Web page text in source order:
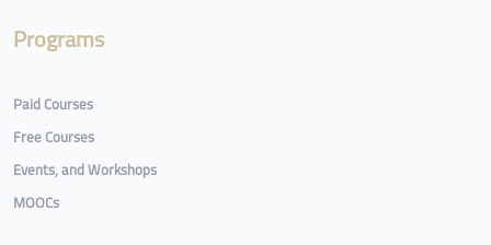
Programs
Paid Courses
Free Courses
Events, and Workshops
MOOCs